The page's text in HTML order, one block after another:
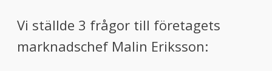
Vi ställde 3 frågor till företagets
marknadschef Malin Eriksson: